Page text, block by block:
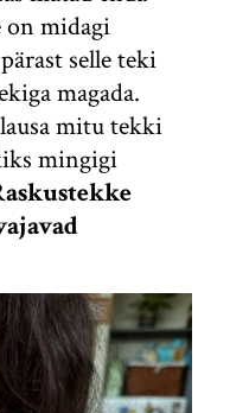
on midagi
selle teki
magada.
mitu tekki
mingigi